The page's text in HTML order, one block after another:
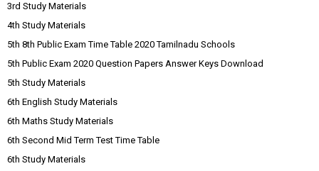
3rd Study Materials
4th Study Materials
5th 8th Public Exam Time Table 2020 Tamilnadu Schools
5th Public Exam 2020 Question Papers Answer Keys Download
5th Study Materials
6th English Study Materials
6th Maths Study Materials
6th Second Mid Term Test Time Table
6th Study Materials